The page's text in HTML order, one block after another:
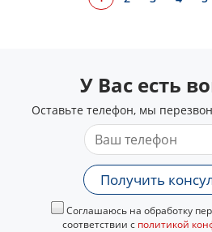
У Вас есть
Оставьте телефон, мы
Получить
Соглашаюсь на обработку
соответствии с политикой